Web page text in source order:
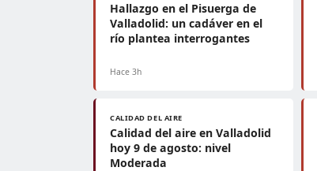
Hallazgo en el Pisuerga de
Valladolid: un cadáver en el
río plantea interrogantes
Hace 3h
CALIDAD DEL AIRE
Calidad del aire en Valladolid
hoy 9 de agosto: nivel
Moderada